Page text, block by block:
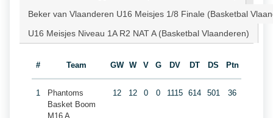
Beker van Vlaanderen U16 Meisjes 1/8 Finale (Basketbal
U16 Meisjes Niveau 1A R2 NAT A (Basketbal Vlaanderen)
# Team GW W V G DV DT DS Ptn
1
Phantoms
Basket Boom
M16 A
12 12 0 0 1115 614 501 36